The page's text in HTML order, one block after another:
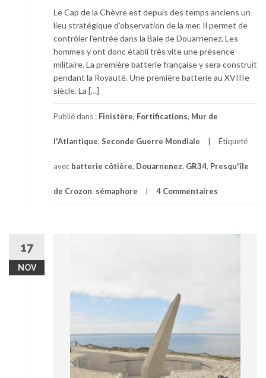
Le Cap de la Chèvre est depuis des temps anciens un
lieu stratégique d’observation de la mer. Il permet de
contrôler l’entrée dans la Baie de Douarnenez. Les
hommes y ont donc établi très vite une présence
militaire. La première batterie française y sera construit
pendant la Royauté. Une première batterie au XVIIIe
siècle. La […]
Publié dans : Finistère, Fortifications, Mur de
l'Atlantique, Seconde Guerre Mondiale Étiqueté
avec batterie côtière, Douarnenez, GR34, Presqu'île
de Crozon, sémaphore 4 Commentaires
17
NOV